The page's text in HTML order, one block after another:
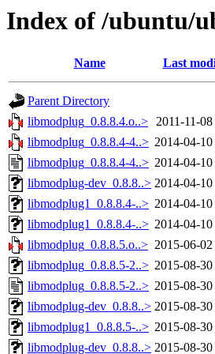
Index of /ubuntu/
Name Last
Parent Directory
libmodplug_0.8.8.4.o..> 2011-11-
libmodplug_0.8.8.4-4..> 2014-04-
libmodplug_0.8.8.4-4..> 2014-04-
libmodplug-dev_0.8.8..> 2014-04-
libmodplug1_0.8.8.4-..> 2014-04-
libmodplug1_0.8.8.4-..> 2014-04-
libmodplug_0.8.8.5.o..> 2015-06-
libmodplug_0.8.8.5-2..> 2015-08-
libmodplug_0.8.8.5-2..> 2015-08-
libmodplug-dev_0.8.8..> 2015-08-
libmodplug1_0.8.8.5-..> 2015-08-
libmodplug-dev_0.8.8..> 2015-08-